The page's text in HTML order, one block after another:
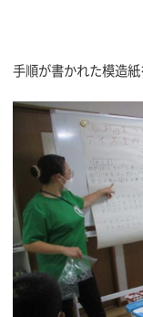
手順が書かれた模造